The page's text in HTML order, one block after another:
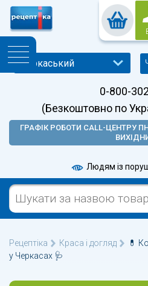
0-800-
(Безкоштовно по
ГРАФІК РОБОТИ CALL-ЦЕНТРУ
Людям із
Рецептіка Краса і догляд
💊
у Черкасах 🩺